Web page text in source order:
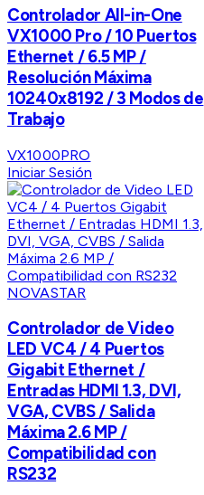
Controlador All-in-One
VX1000 Pro / 10 Puertos
Ethernet / 6.5 MP /
Resolución Máxima
10240x8192 / 3 Modos de
Trabajo
VX1000PRO
Iniciar Sesión
NOVASTAR
Controlador de Video
LED VC4 / 4 Puertos
Gigabit Ethernet /
Entradas HDMI 1.3, DVI,
VGA, CVBS / Salida
Máxima 2.6 MP /
Compatibilidad con
RS232